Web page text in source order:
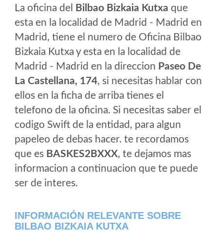
La oficina del Bilbao Bizkaia Kutxa que
esta en la localidad de Madrid - Madrid en
Madrid, tiene el numero de Oficina Bilbao
Bizkaia Kutxa y esta en la localidad de
Madrid - Madrid en la direccion Paseo De
La Castellana, 174, si necesitas hablar con
ellos en la ficha de arriba tienes el
telefono de la oficina. Si necesitas saber el
codigo Swift de la entidad, para algun
papeleo de debas hacer. te recordamos
que es BASKES2BXXX, te dejamos mas
informacion a continuacion que te puede
ser de interes.
INFORMACIÓN RELEVANTE SOBRE
BILBAO BIZKAIA KUTXA